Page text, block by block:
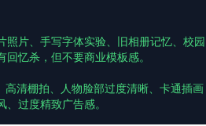
片、手写字体实验、旧相册记忆、校园
忆杀，但不要商业模板感。
清棚拍、人物脸部过度清晰、卡通插画